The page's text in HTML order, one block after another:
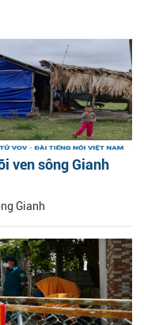
ven sông Gianh
Gianh